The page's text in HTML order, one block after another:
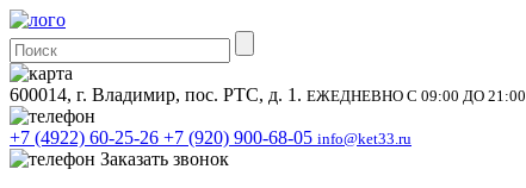
600014, г. Владимир, пос. РТС, д. 1. ЕЖЕДНЕВНО С 09:00 ДО 21:00
+7 (4922) 60-25-26 +7 (920) 900-68-05 info@ket33.ru
Заказать звонок